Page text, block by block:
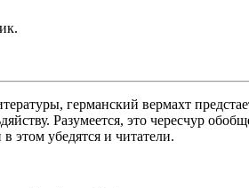
германский вермахт
Разумеется, это чересчур
этом убедятся и читатели.